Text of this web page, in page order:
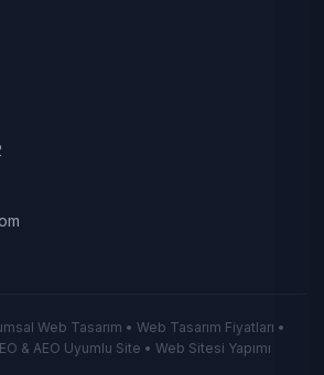
Web Tasarım • Web Tasarım Fiyatları •
& AEO Uyumlu Site • Web Sitesi Yapımı